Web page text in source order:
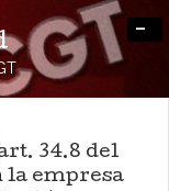
-
34.8 del
la empresa